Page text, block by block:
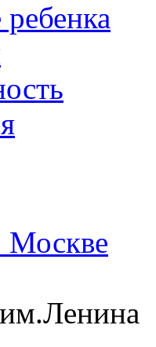
Москве